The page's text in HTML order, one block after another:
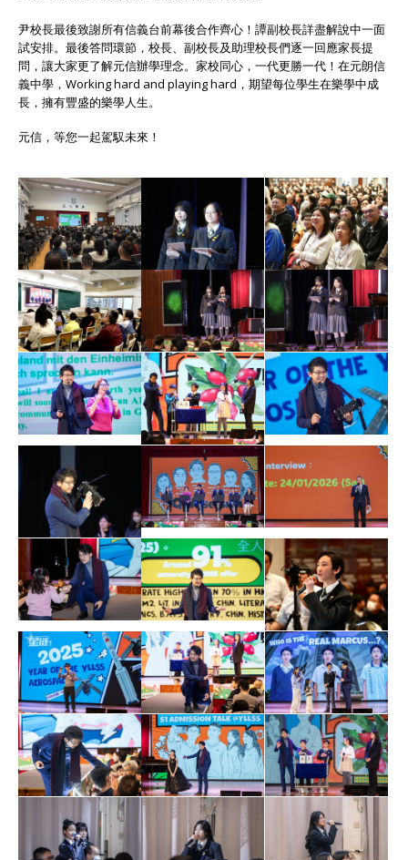
尹校長最後致謝所有信義台前幕後合作齊心！譚副校長詳盡解說中一面
試安排。最後答問環節，校長、副校長及助理校長們逐一回應家長提
問，讓大家更了解元信辦學理念。家校同心，一代更勝一代！在元朗信
義中學，Working hard and playing hard，期望每位學生在樂學中成
長，擁有豐盛的樂學人生。
元信，等您一起駕馭未來！